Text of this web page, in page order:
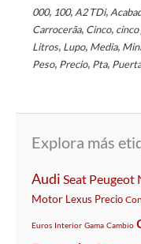
000, 100, A2 TDi,
Carrocerã­a, Cinco,
Litros, Lupo, Media,
Peso, Precio, Pta,
Explora más
Audi Seat Peugeot
Motor Lexus Precio
Euros Interior Gama Cambio